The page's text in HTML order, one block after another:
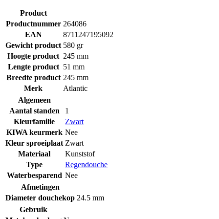
Product
Productnummer 264086
EAN
8711247195092
Gewicht product 580 gr
Hoogte product 245 mm
Lengte product 51 mm
Breedte product 245 mm
Merk
Atlantic
Algemeen
Aantal standen
1
Kleurfamilie
Zwart
KIWA keurmerk Nee
Kleur sproeiplaat Zwart
Materiaal
Kunststof
Type
Regendouche
Waterbesparend Nee
Afmetingen
Diameter douchekop 24.5 mm
Gebruik